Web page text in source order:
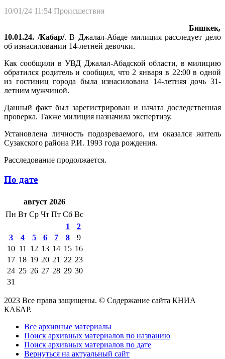
10/01/24 11:54 Происшествия
Бишкек,
10.01.24. /Кабар/. В Джалал-Абаде милиция расследует дело
об изнасиловании 14-летней девочки.
Как сообщили в УВД Джалал-Абадской области, в милицию
обратился родитель и сообщил, что 2 января в 22:00 в одной
из гостиниц города была изнасилована 14-летняя дочь 31-
летним мужчиной.
Данный факт был зарегистрирован и начата доследственная
проверка. Также милиция назначила экспертизу.
Установлена личность подозреваемого, им оказался житель
Сузакского района Р.И. 1993 года рождения.
Расследование продолжается.
По дате
август 2026
Пн Вт Ср Чт Пт Сб Вс
1
2
3
4 5 6 7 8
9
10 11 12 13 14 15 16
17 18 19 20 21 22 23
24 25 26 27 28 29 30
31
2023 Все права защищены. © Содержание сайта КНИА
КАБАР.
Все архивные материалы
Поиск архивных материалов по названию
Поиск архивных материалов по дате
Вернуться на актуальный сайт